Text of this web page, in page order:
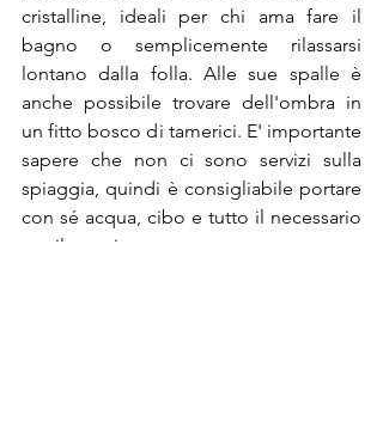
cristalline, ideali per chi ama fare il
bagno o semplicemente rilassarsi
lontano dalla folla. Alle sue spalle è
anche possibile trovare dell'ombra in
un fitto bosco di tamerici. E' importante
sapere che non ci sono servizi sulla
spiaggia, quindi è consigliabile portare
con sé acqua, cibo e tutto il necessario
per il soggiorno.